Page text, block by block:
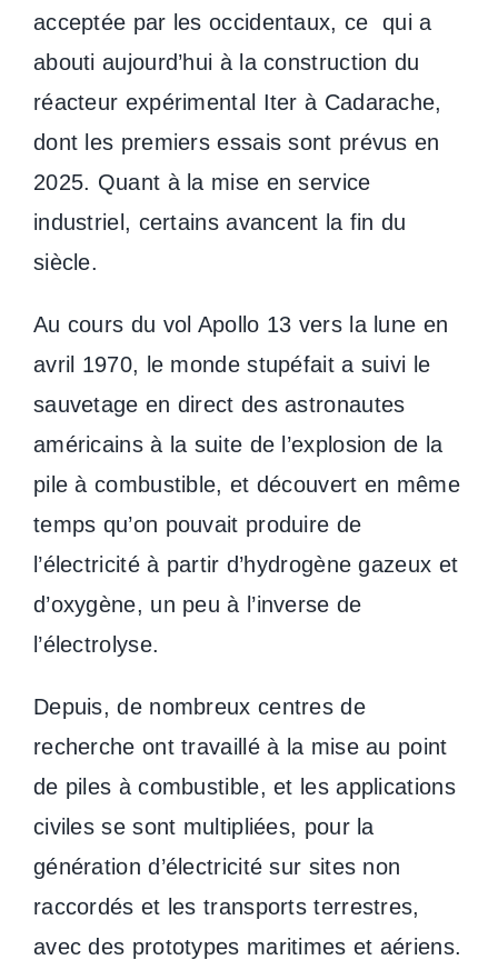
acceptée par les occidentaux, ce qui a
abouti aujourd’hui à la construction du
réacteur expérimental Iter à Cadarache,
dont les premiers essais sont prévus en
2025. Quant à la mise en service
industriel, certains avancent la fin du
siècle.
Au cours du vol Apollo 13 vers la lune en
avril 1970, le monde stupéfait a suivi le
sauvetage en direct des astronautes
américains à la suite de l’explosion de la
pile à combustible, et découvert en même
temps qu’on pouvait produire de
l’électricité à partir d’hydrogène gazeux et
d’oxygène, un peu à l’inverse de
l’électrolyse.
Depuis, de nombreux centres de
recherche ont travaillé à la mise au point
de piles à combustible, et les applications
civiles se sont multipliées, pour la
génération d’électricité sur sites non
raccordés et les transports terrestres,
avec des prototypes maritimes et aériens.